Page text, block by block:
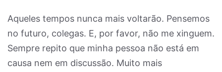
Aqueles tempos nunca mais voltarão. Pensemos
no futuro, colegas. E, por favor, não me xinguem.
Sempre repito que minha pessoa não está em
causa nem em discussão. Muito mais